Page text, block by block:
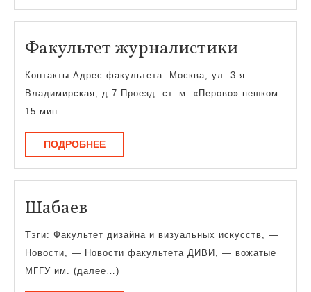
политике
Факультет журналистики
Контакты Адрес факультета: Москва, ул. 3-я
Владимирская, д.7 Проезд: ст. м. «Перово» пешком
15 мин.
ПОДРОБНЕЕПОДРОБНЕЕ
Шабаев
Тэги: Факультет дизайна и визуальных искусств, —
Новости, — Новости факультета ДИВИ, — вожатые
МГГУ им. (далее…)